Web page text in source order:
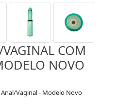
COM
NOVO
Vaginal - Modelo Novo